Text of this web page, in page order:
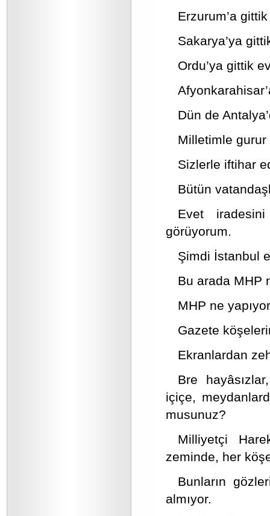
Erzurum’a
Sakarya’ya
Ordu’ya gittik
Dün de
Milletimle
Sizlerle iftihar
Bütün
Evet iradesini
görüyorum.
Şimdi İstanbul
Bu arada MHP
MHP ne
Gazete
Ekranlardan
Bre
içiçe,
musunuz?
Milliyetçi
zeminde, her
Bunların
almıyor.